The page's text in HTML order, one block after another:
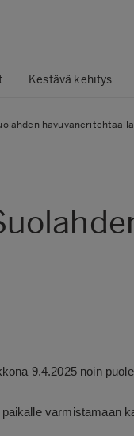
Kestävä kehitys
havuvaneritehtaalla
9.4.2025 noin
varmistamaan